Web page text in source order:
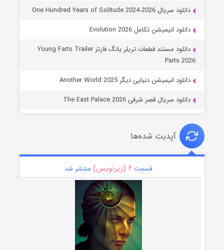
دانلود سریال One Hundred Years of Solitude 2024-2026
دانلود انیمیشن تکامل Evolution 2026
دانلود مستند قطعات تریلر یانگ فارتز Young Farts Trailer
Parts 2026
دانلود انیمیشن دنیایی دیگر Another World 2025
دانلود سریال قصر شرقی The East Palace 2026
آپدیت شده‌ها
قسمت ۶ (زیرنویس) منتشر شد